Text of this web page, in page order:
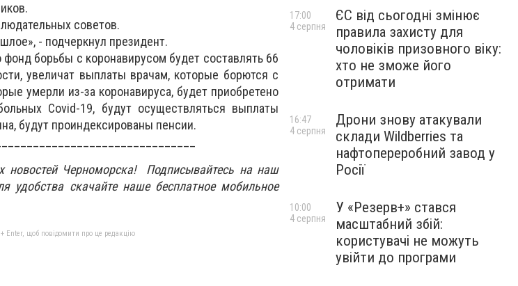
советов.
- подчеркнул президент.
фонд борьбы с коронавирусом будет составлять 66
увеличат выплаты врачам, которые борются с
умерли из-за коронавируса, будет приобретено
Covid-19, будут осуществляться выплаты
будут проиндексированы пенсии.
новостей Черноморска! Подписывайтесь на наш
удобства скачайте наше бесплатное мобильное
Enter, щоб повідомити про це редакцію
ЄС від сьогодні змінює
правила захисту для
чоловіків призовного віку:
хто не зможе його
отримати
17:00
4 серпня
Дрони знову атакували
склади Wildberries та
нафтопереробний завод у
Росії
16:47
4 серпня
У «Резерв+» стався
масштабний збій:
користувачі не можуть
увійти до програми
10:00
4 серпня